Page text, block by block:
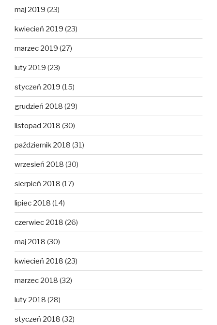
maj 2019 (23)
kwiecień 2019 (23)
marzec 2019 (27)
luty 2019 (23)
styczeń 2019 (15)
grudzień 2018 (29)
listopad 2018 (30)
październik 2018 (31)
wrzesień 2018 (30)
sierpień 2018 (17)
lipiec 2018 (14)
czerwiec 2018 (26)
maj 2018 (30)
kwiecień 2018 (23)
marzec 2018 (32)
luty 2018 (28)
styczeń 2018 (32)